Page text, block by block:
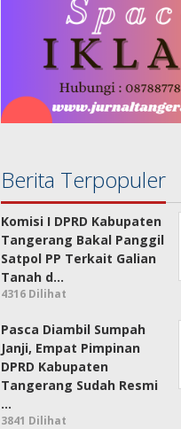
Berita Terpopuler
Komisi I DPRD Kabupaten
Tangerang Bakal Panggil
Satpol PP Terkait Galian
Tanah d…
4316 Dilihat
Pasca Diambil Sumpah
Janji, Empat Pimpinan
DPRD Kabupaten
Tangerang Sudah Resmi
…
3841 Dilihat